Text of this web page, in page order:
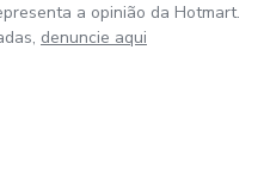
a opinião da Hotmart.
denuncie aqui